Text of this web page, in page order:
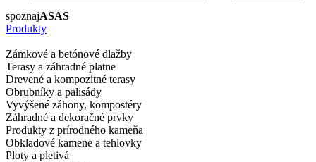
spoznajASAS
Produkty
Zámkové a betónové dlažby
Terasy a záhradné platne
Drevené a kompozitné terasy
Obrubníky a palisády
Vyvýšené záhony, kompostéry
Záhradné a dekoračné prvky
Produkty z prírodného kameňa
Obkladové kamene a tehlovky
Ploty a pletivá